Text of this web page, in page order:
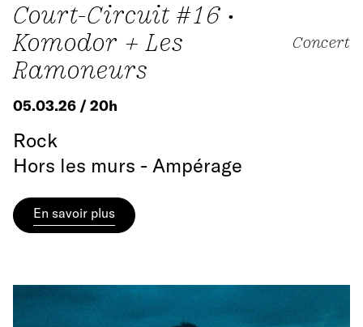
Court-Circuit #16 •
Komodor + Les
Ramoneurs
Concert
05.03.26 / 20h
Rock
Hors les murs - Ampérage
En savoir plus